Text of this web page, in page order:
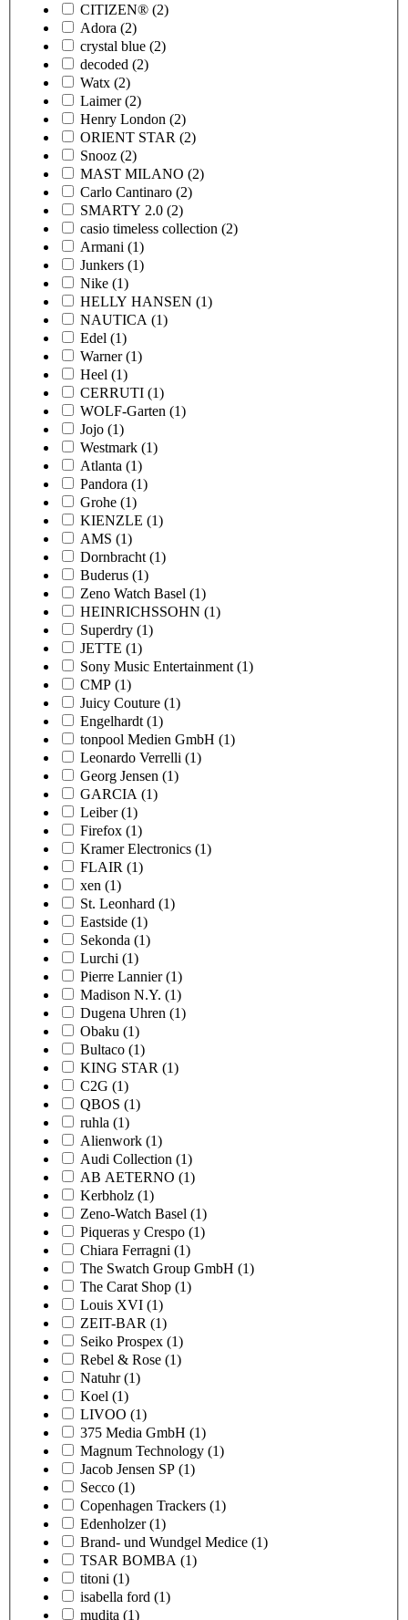
CITIZEN® (2)
Adora (2)
crystal blue (2)
decoded (2)
Watx (2)
Laimer (2)
Henry London (2)
ORIENT STAR (2)
Snooz (2)
MAST MILANO (2)
Carlo Cantinaro (2)
SMARTY 2.0 (2)
casio timeless collection (2)
Armani (1)
Junkers (1)
Nike (1)
HELLY HANSEN (1)
NAUTICA (1)
Edel (1)
Warner (1)
Heel (1)
CERRUTI (1)
WOLF-Garten (1)
Jojo (1)
Westmark (1)
Atlanta (1)
Pandora (1)
Grohe (1)
KIENZLE (1)
AMS (1)
Dornbracht (1)
Buderus (1)
Zeno Watch Basel (1)
HEINRICHSSOHN (1)
Superdry (1)
JETTE (1)
Sony Music Entertainment (1)
CMP (1)
Juicy Couture (1)
Engelhardt (1)
tonpool Medien GmbH (1)
Leonardo Verrelli (1)
Georg Jensen (1)
GARCIA (1)
Leiber (1)
Firefox (1)
Kramer Electronics (1)
FLAIR (1)
xen (1)
St. Leonhard (1)
Eastside (1)
Sekonda (1)
Lurchi (1)
Pierre Lannier (1)
Madison N.Y. (1)
Dugena Uhren (1)
Obaku (1)
Bultaco (1)
KING STAR (1)
C2G (1)
QBOS (1)
ruhla (1)
Alienwork (1)
Audi Collection (1)
AB AETERNO (1)
Kerbholz (1)
Zeno-Watch Basel (1)
Piqueras y Crespo (1)
Chiara Ferragni (1)
The Swatch Group GmbH (1)
The Carat Shop (1)
Louis XVI (1)
ZEIT-BAR (1)
Seiko Prospex (1)
Rebel & Rose (1)
Natuhr (1)
Koel (1)
LIVOO (1)
375 Media GmbH (1)
Magnum Technology (1)
Jacob Jensen SP (1)
Secco (1)
Copenhagen Trackers (1)
Edenholzer (1)
Brand- und Wundgel Medice (1)
TSAR BOMBA (1)
titoni (1)
isabella ford (1)
mudita (1)